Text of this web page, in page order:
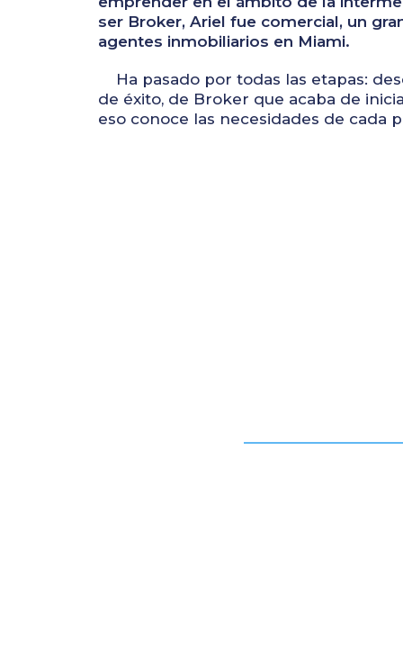
ser Broker, Ariel fue comercial, un
agentes inmobiliarios en Miami.
Ha pasado por todas las etapas:
de éxito, de Broker que acaba de
eso conoce las necesidades de cada